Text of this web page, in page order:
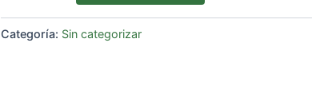
Categoría: Sin categorizar